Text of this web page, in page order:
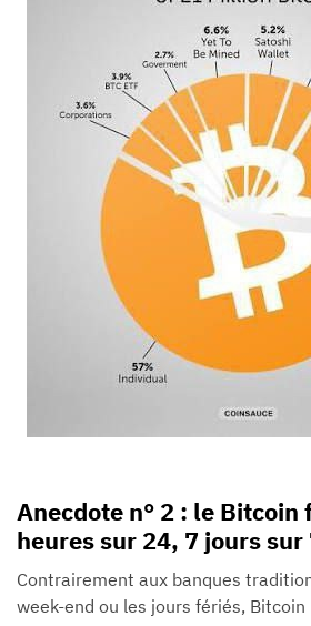
Anecdote n° 2 : le Bitcoin
heures sur 24, 7 jours sur
Contrairement aux banques
week-end ou les jours fériés,